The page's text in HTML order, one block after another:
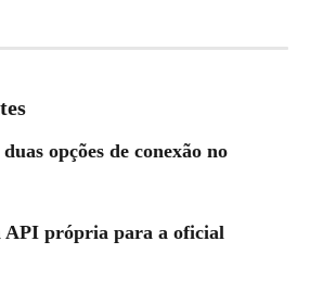
opções de conexão no
API própria para a oficial